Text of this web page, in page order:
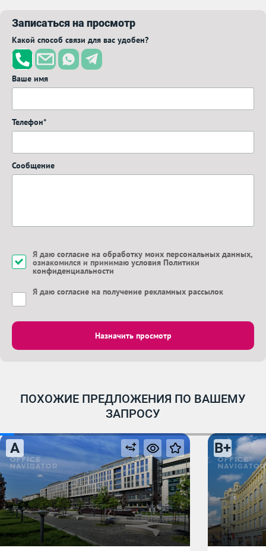
Записаться на просмотр
Какой способ связи для вас удобен?
Ваше имя
Телефон*
Сообщение
Я даю согласие на обработку моих персональных данных,
ознакомился и принимаю условия Политики
конфиденциальности
Я даю согласие на получение рекламных рассылок
Назначить просмотр
ПОХОЖИЕ ПРЕДЛОЖЕНИЯ ПО ВАШЕМУ
ЗАПРОСУ
A B+